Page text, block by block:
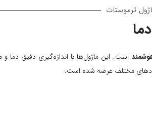
ترموستات
است. این ماژول‌ها با اندازه‌گیری دقیق
مختلف عرضه شده است.